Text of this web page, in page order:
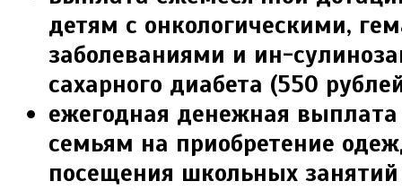
детям с онкологическими,
заболеваниями и ин-
сахарного диабета (550
ежегодная денежная
семьям на приобретение
посещения школьных